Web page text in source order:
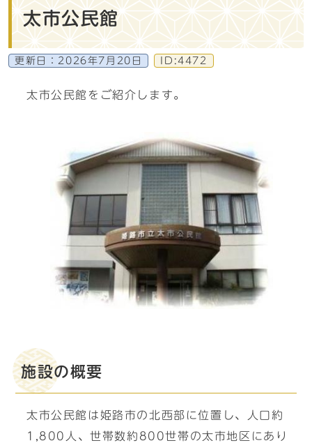
太市公民館
更新日： 2026年7月20日 ID:4472
太市公民館をご紹介します。
施設の概要
太市公民館は姫路市の北西部に位置し、人口約
1,800人、世帯数約800世帯の太市地区にあり